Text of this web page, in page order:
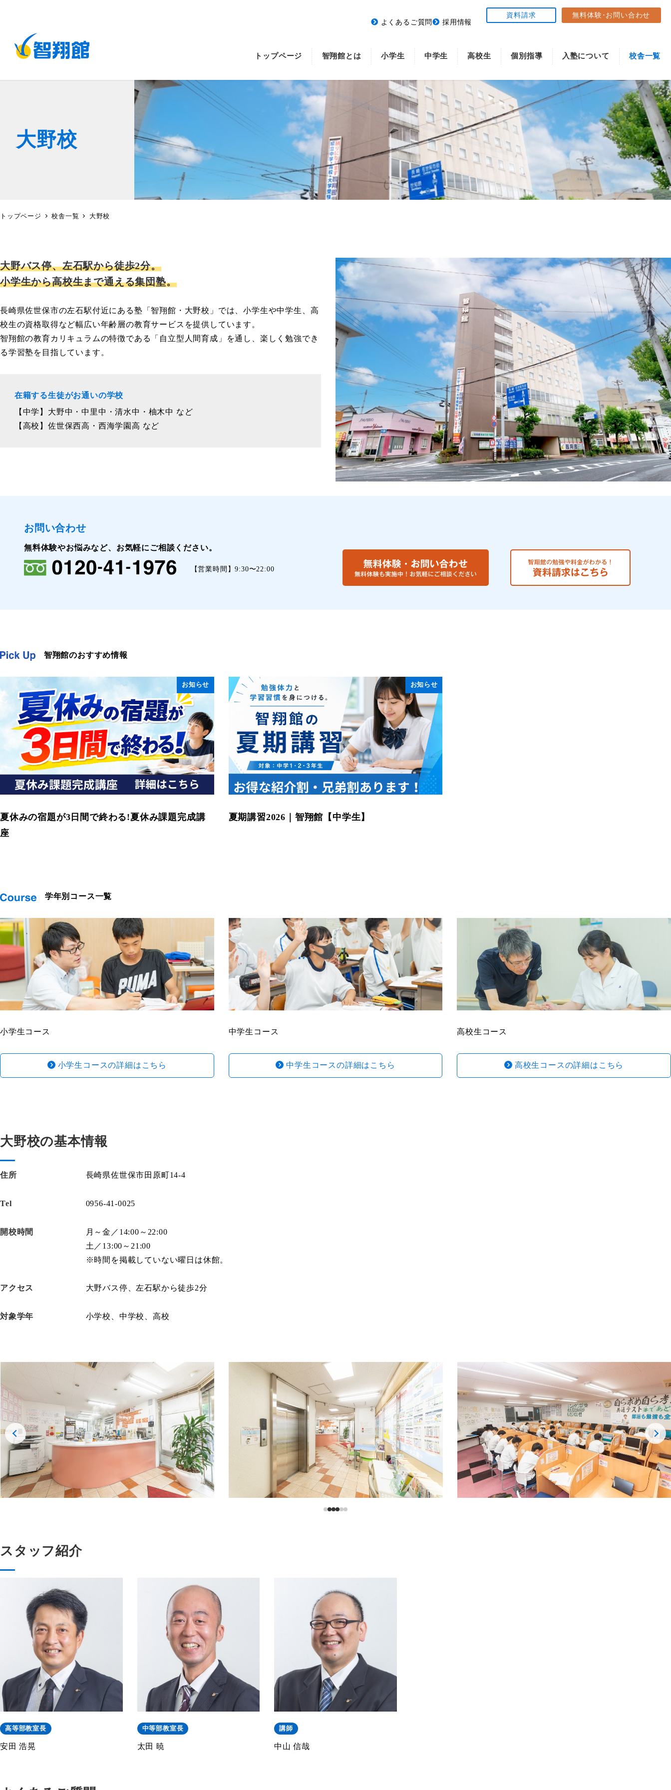
よくあるご質問 採用情報
トップページ 智翔館とは 小学生 中学生 高校生 個別指導 入塾について 校舎一覧
資料請求 無料体験･お問い合わせ
大野校
トップページ 校舎一覧 大野校
大野バス停、左石駅から徒歩2分。
小学生から高校生まで通える集団塾。
長崎県佐世保市の左石駅付近にある塾「智翔館・大野校」では、小学生や中学生、高
校生の資格取得など幅広い年齢層の教育サービスを提供しています。
智翔館の教育カリキュラムの特徴である「自立型人間育成」を通し、楽しく勉強でき
る学習塾を目指しています。
在籍する生徒がお通いの学校
【中学】大野中・中里中・清水中・柚木中 など
【高校】佐世保西高・西海学園高 など
お問い合わせ
無料体験やお悩みなど、お気軽にご相談ください。
【営業時間】9:30〜22:00
智翔館のおすすめ情報
お知らせ
夏休みの宿題が3日間で終わる!夏休み課題完成講
座
お知らせ
夏期講習2026｜智翔館【中学生】
学年別コース一覧
小学生コース
小学生コースの詳細はこちら
中学生コース
中学生コースの詳細はこちら
高校生コース
高校生コースの詳細はこちら
大野校の基本情報
住所 長崎県佐世保市田原町14-4
Tel 0956-41-0025
開校時間
月～金／14:00～22:00
土／13:00～21:00
※時間を掲載していない曜日は休館。
アクセス 大野バス停、左石駅から徒歩2分
対象学年 小学校、中学校、高校
スタッフ紹介
高等部教室長
安田 浩晃
中等部教室長
太田 暁
講師
中山 信哉